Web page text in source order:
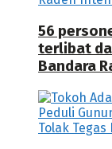
56
terlibat
Bandara